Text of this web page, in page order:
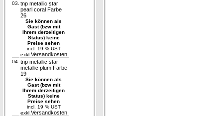
03. tnp metallic star
pearl coral Farbe
26
Sie können als
Gast (bzw mit
Ihrem derzeitigen
Status) keine
Preise sehen
incl. 19 % UST
exkl. Versandkosten
04. tnp metallic star
metallic plum Farbe
19
Sie können als
Gast (bzw mit
Ihrem derzeitigen
Status) keine
Preise sehen
incl. 19 % UST
exkl. Versandkosten